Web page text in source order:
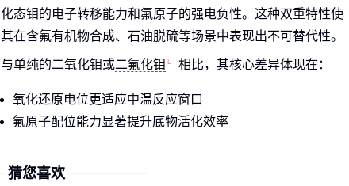
化态钼的电子转移能力和氟原子的强电负性。这种双重特性使
其在含氟有机物合成、石油脱硫等场景中表现出不可替代性。
与单纯的二氧化钼或二氟化钼 相比，其核心差异体现在：
氧化还原电位更适应中温反应窗口
氟原子配位能力显著提升底物活化效率
这些特性参数虽常列于产品说明，但实际催化效果还受粒径分
猜您喜欢